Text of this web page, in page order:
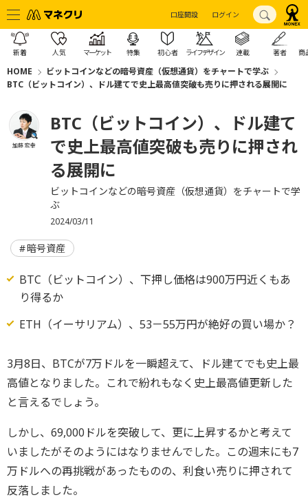
口座開設 ログイン
新着 人気 マーケット 特集 初心者 ライフデザイン 連載 著者 商
HOME
ビットコインなどの暗号資産（仮想通貨）をチャートで学ぶ
BTC（ビットコイン）、ドル建てで史上最高値突破も売りに押される展開に
加藤 宏幸
BTC（ビットコイン）、ドル建て
で史上最高値突破も売りに押され
る展開に
ビットコインなどの暗号資産（仮想通貨）をチャートで学
ぶ
2024/03/11
暗号資産
BTC（ビットコイン）、下押し価格は900万円近くもあ
り得るか
ETH（イーサリアム）、53－55万円が絶好の買い場か？
3月8日、BTCが7万ドルを一瞬超えて、ドル建てでも史上最
高値となりました。これで紛れもなく史上最高値更新した
と言えるでしょう。
しかし、69,000ドルを突破して、更に上昇するかと考えて
いましたがそのようにはなりませんでした。この週末にも7
万ドルへの再挑戦があったものの、利食い売りに押されて
反落しました。